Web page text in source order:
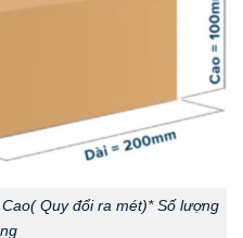
Quy đổi ra mét)* Số lượng